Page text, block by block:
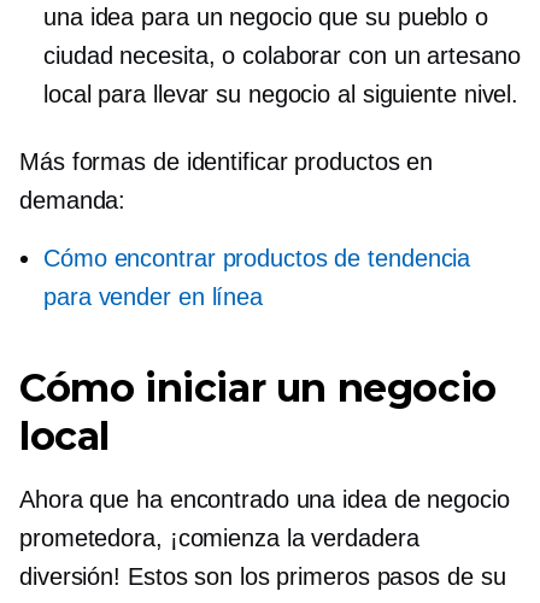
una idea para un negocio que su pueblo o
ciudad necesita, o colaborar con un artesano
local para llevar su negocio al siguiente nivel.
Más formas de identificar productos en
demanda:
Cómo encontrar productos de tendencia
para vender en línea
Cómo iniciar un negocio
local
Ahora que ha encontrado una idea de negocio
prometedora, ¡comienza la verdadera
diversión! Estos son los primeros pasos de su